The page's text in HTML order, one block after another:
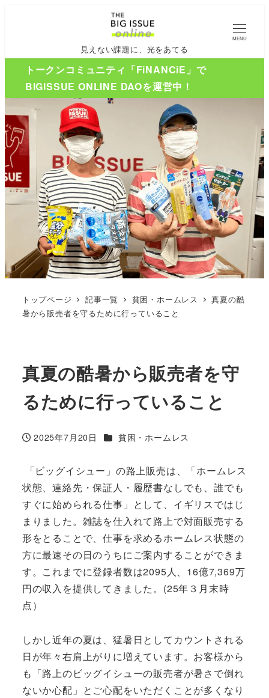
見えない課題に、光をあてる
MENU
トークンコミュニティ「FiNANCiE」で
BIGISSUE ONLINE DAOを運営中！
トップページ 記事一覧 貧困・ホームレス
真夏の酷
暑から販売者を守るために行っていること
真夏の酷暑から販売者を守
るために行っていること
投稿日
2025年7月20日 カテゴリー
貧困・ホームレス
「ビッグイシュー」の路上販売は、「ホームレス
状態、連絡先・保証人・履歴書なしでも、誰でも
すぐに始められる仕事」として、イギリスではじ
まりました。雑誌を仕入れて路上で対面販売する
形をとることで、仕事を求めるホームレス状態の
方に最速その日のうちにご案内することができま
す。これまでに登録者数は2095人、16億7,369万
円の収入を提供してきました。(25年３月末時
点）
しかし近年の夏は、猛暑日としてカウントされる
日が年々右肩上がりに増えています。お客様から
も「路上のビッグイシューの販売者が暑さで倒れ
ないか心配」とご心配をいただくことが多くなり